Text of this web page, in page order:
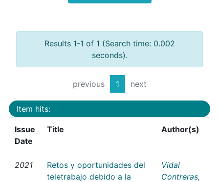
Results 1-1 of 1 (Search time: 0.002
seconds).
previous 1 next
Item hits:
Issue
Date
Title Author(s)
2021
Retos y oportunidades del
teletrabajo debido a la
Vidal
Contreras,